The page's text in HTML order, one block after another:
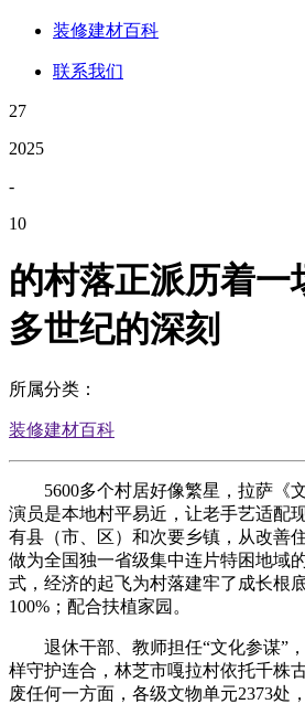
装修建材百科
联系我们
27
2025
-
10
的村落正派历着一
多世纪的深刻
所属分类：
装修建材百科
5600多个村居好像繁星，拉萨《文
演员是本地村平易近，让老手艺适配
有县（市、区）和次要乡镇，从改善
做为全国独一省级集中连片特困地域
式，经济的起飞为村落建牢了成长根
100%；配合扶植家园。
退休干部、教师担任“文化参谋”，
样守护连合，林芝市嘎拉村依托千株
废任何一方面，各级文物单元2373处